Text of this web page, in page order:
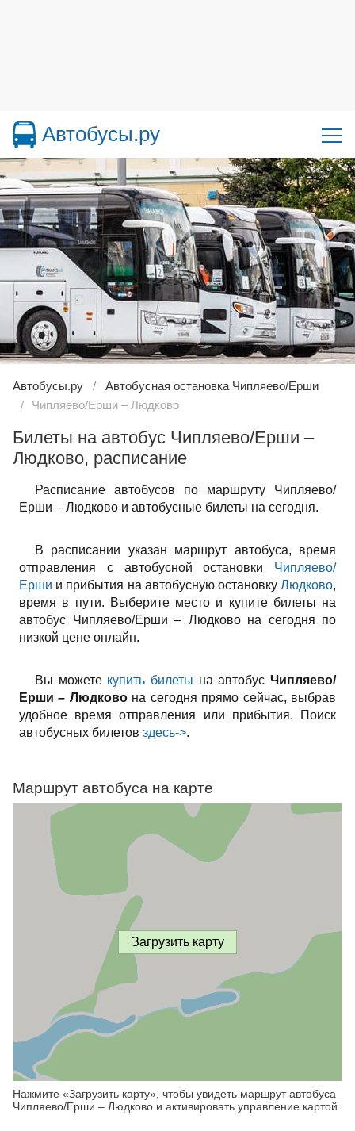
Автобусы.ру
Автобусы.ру
Автобусная остановка Чипляево/Ерши
Чипляево/Ерши – Людково
Билеты на автобус Чипляево/Ерши –
Людково, расписание
Расписание автобусов по маршруту Чипляево/
Ерши – Людково и автобусные билеты на сегодня.
В расписании указан маршрут автобуса, время
отправления с автобусной остановки Чипляево/
Ерши и прибытия на автобусную остановку Людково,
время в пути. Выберите место и купите билеты на
автобус Чипляево/Ерши – Людково на сегодня по
низкой цене онлайн.
Вы можете купить билеты на автобусЧипляево/
Ерши – Людковона сегодня прямо сейчас, выбрав
удобное время отправления или прибытия. Поиск
автобусных билетов здесь->.
Маршрут автобуса на карте
Загрузить карту
Нажмите «Загрузить карту», чтобы увидеть маршрут автобуса
Чипляево/Ерши – Людково и активировать управление картой.